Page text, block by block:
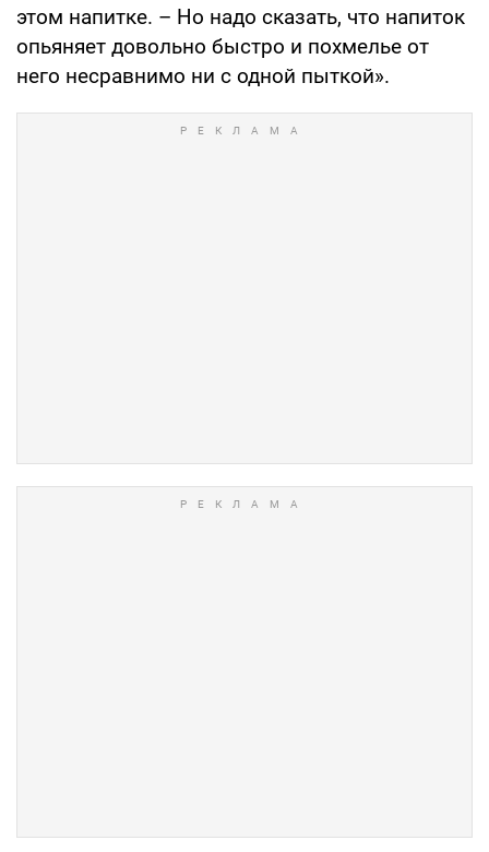
этом напитке. – Но надо сказать, что напиток
опьяняет довольно быстро и похмелье от
него несравнимо ни с одной пыткой».